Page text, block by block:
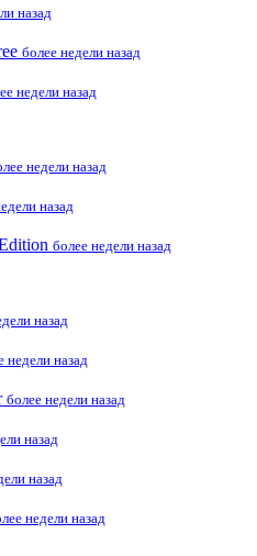
назад
более недели назад
недели назад
недели назад
назад
более недели назад
назад
недели назад
более недели назад
назад
назад
недели назад